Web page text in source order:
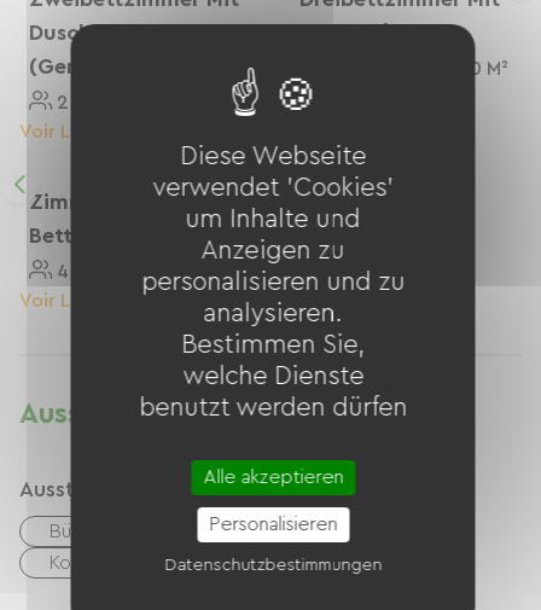
Dusche
(Gemeinschaftstoilette)
2 Personnes
10 M²
Voir Le Logement
20 M²
Zimmer Mit 4
Betten, Dusche/WC
4 Personnes
23 M²
Voir Le Logement
Ausstattung
Ausstattung
Büro-/Remote-Arbeitsplatz
Kostenloses WLAN
Diese Webseite
verwendet 'Cookies'
um Inhalte und
Anzeigen zu
personalisieren und zu
analysieren.
Bestimmen Sie,
welche Dienste
benutzt werden dürfen
Alle akzeptieren
Personalisieren
Datenschutzbestimmungen